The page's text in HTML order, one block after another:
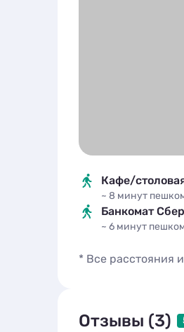
Кафе/
~ 8 минут
Банкомат
~ 6 минут
* Все расстояния
Отзывы (3)